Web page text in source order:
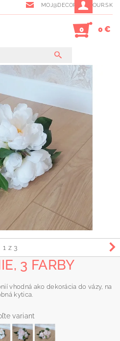
MOJ@DECORGLAMOUR.SK
0 0 €
1 z 3
3 FARBY
vhodná ako dekorácia do vázy, na
kytica.
variant